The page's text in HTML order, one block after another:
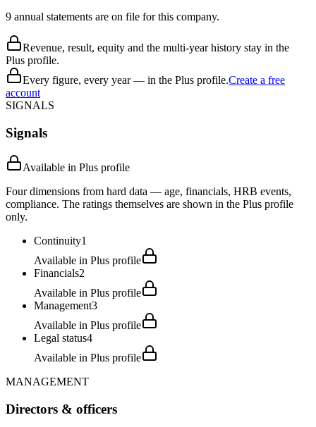
9 annual statements are on file for this company.
Revenue, result, equity and the multi-year history stay in the
Plus profile.
Every figure, every year — in the Plus profile.Create a free
account
SIGNALS
Signals
Available in Plus profile
Four dimensions from hard data — age, financials, HRB events,
compliance. The ratings themselves are shown in the Plus profile
only.
Continuity1
Available in Plus profile
Financials2
Available in Plus profile
Management3
Available in Plus profile
Legal status4
Available in Plus profile
MANAGEMENT
Directors & officers